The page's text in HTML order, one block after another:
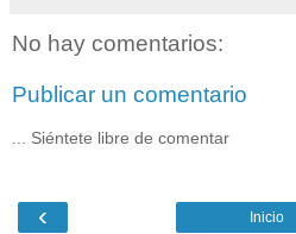
No hay comentarios:
Publicar un comentario
... Siéntete libre de comentar
‹ Inicio